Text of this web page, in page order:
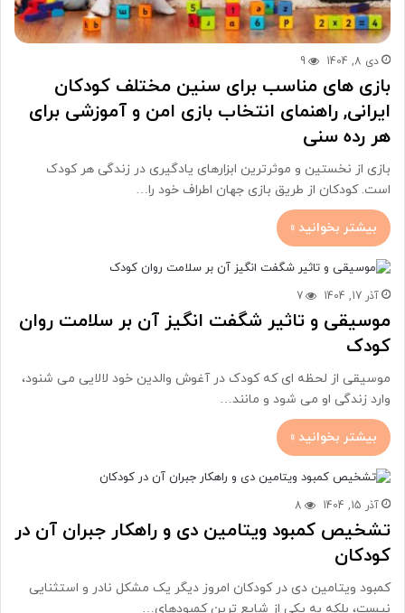
دی 8, 1404 9
بازی های مناسب برای سنین مختلف کودکان
ایرانی, راهنمای انتخاب بازی امن و آموزشی برای
هر رده سنی
بازی از نخستین و موثرترین ابزارهای یادگیری در زندگی هر کودک
است. کودکان از طریق بازی جهان اطراف خود را…
بیشتر بخوانید »
آذر 17, 1404 7
موسیقی و تاثیر شگفت انگیز آن بر سلامت روان
کودک
موسیقی از لحظه ای که کودک در آغوش والدین خود لالایی می شنود،
وارد زندگی او می شود و مانند…
بیشتر بخوانید »
آذر 15, 1404 8
تشخیص کمبود ویتامین دی و راهکار جبران آن در
کودکان
کمبود ویتامین دی در کودکان امروز دیگر یک مشکل نادر و استثنایی
نیست، بلکه به یکی از شایع ترین کمبودهای…